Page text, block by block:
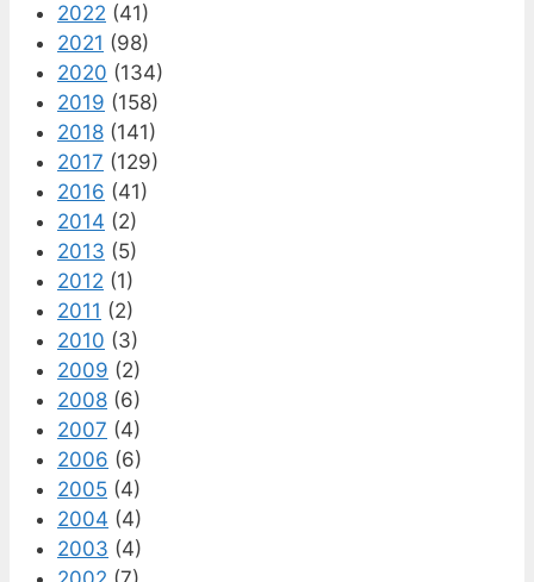
2022 (41)
2021 (98)
2020 (134)
2019 (158)
2018 (141)
2017 (129)
2016 (41)
2014 (2)
2013 (5)
2012 (1)
2011 (2)
2010 (3)
2009 (2)
2008 (6)
2007 (4)
2006 (6)
2005 (4)
2004 (4)
2003 (4)